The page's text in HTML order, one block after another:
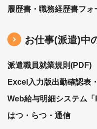
履歴書・職務経歴書フォ
お仕事(派遣)中
派遣職員就業規則(PDF)
Excel入力版出勤確認表
Web給与明細システム
はつ・らつ・通信